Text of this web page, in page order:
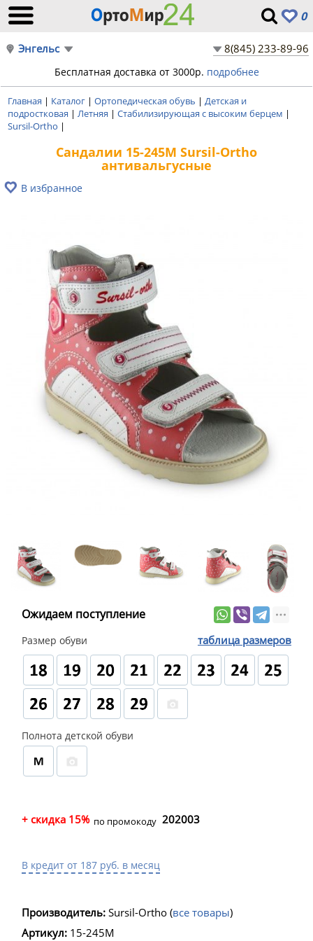
0
Энгельс 8(845) 233-89-96
Бесплатная доставка от 3000р. подробнее
Главная | Каталог | Ортопедическая обувь | Детская и
подростковая | Летняя | Стабилизирующая с высоким берцем |
Sursil-Ortho |
Сандалии 15-245M Sursil-Ortho
антивальгусные
В избранное
Ожидаем поступление
Размер обуви таблица размеров
Полнота детской обуви
+ скидка 15% по промокоду 202003
В кредит от 187 руб. в месяц
Производитель: Sursil-Ortho (все товары)
Артикул: 15-245M